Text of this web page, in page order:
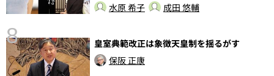
水原 希子
成田 悠輔
8
皇室典範改正は象徴天皇制を揺るがす
保阪 正康